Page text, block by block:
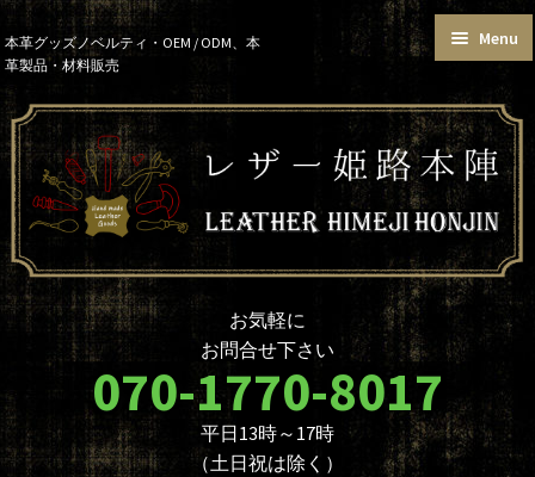
Skip
to
navigation
Skip
to
content
本革グッズノベルティ・OEM / ODM、本
革製品・材料販売
Menu
お買い物ガイド
本革グッズ
本革材料
単語帳サイズおまとめセット
価格帯で選ぶ
名入れ☆ロゴ入れオプションに
ついて
ノベルティ・大口注文について
商品のカスタマイズについて
革製品を取り扱う業者様へ
（OEMについて）
本革材料のカスタムメイド
本革材料一覧
型押し型一覧
お問合せ
お気軽に
お問合せ下さい
070-1770-8017
平日13時～17時
（土日祝は除く）